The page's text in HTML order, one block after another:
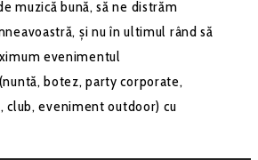
muzică bună, să ne distrăm
și nu în ultimul rând să
evenimentul
botez, party corporate,
club, eveniment outdoor) cu